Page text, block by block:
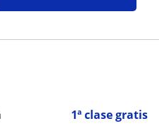
1ª clase gratis